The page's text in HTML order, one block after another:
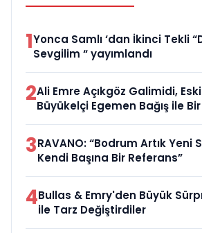
1Yonca Samlı ‘dan İkinci Tekli
Sevgilim “ yayımlandı
2Ali Emre Açıkgöz Galimidi,
Büyükelçi Egemen Bağış ile
3RAVANO: “Bodrum Artık Yeni
Kendi Başına Bir Referans”
4Bullas & Emry'den Büyük
ile Tarz Değiştirdiler